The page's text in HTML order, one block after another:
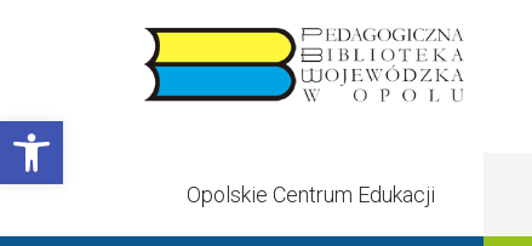
Otwórz pasek narzędzi
Opolskie Centrum Edukacji